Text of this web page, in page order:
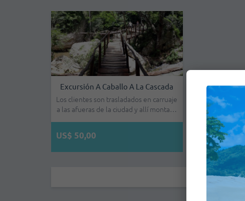
Excursión A Caballo A La Cascada
Los clientes son trasladados en carruaje
a las afueras de la ciudad y allí monta…
US$ 50,00